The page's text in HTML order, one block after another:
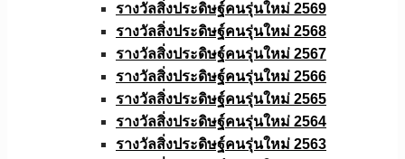
รางวัลสิ่งประดิษฐ์คนรุ่นใหม่ 2569
รางวัลสิ่งประดิษฐ์คนรุ่นใหม่ 2568
รางวัลสิ่งประดิษฐ์คนรุ่นใหม่ 2567
รางวัลสิ่งประดิษฐ์คนรุ่นใหม่ 2566
รางวัลสิ่งประดิษฐ์คนรุ่นใหม่ 2565
รางวัลสิ่งประดิษฐ์คนรุ่นใหม่ 2564
รางวัลสิ่งประดิษฐ์คนรุ่นใหม่ 2563